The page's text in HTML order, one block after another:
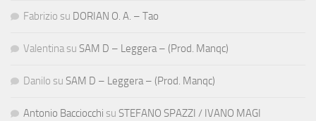
Fabrizio su DORIAN O. A. – Tao
Valentina su SAM D – Leggera – (Prod. Manqc)
Danilo su SAM D – Leggera – (Prod. Manqc)
Antonio Bacciocchi su STEFANO SPAZZI / IVANO MAGI